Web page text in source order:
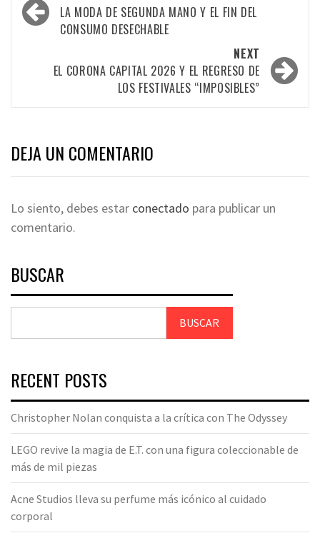
LA MODA DE SEGUNDA MANO Y EL FIN DEL
CONSUMO DESECHABLE
NEXT
EL CORONA CAPITAL 2026 Y EL REGRESO DE
LOS FESTIVALES “IMPOSIBLES”
DEJA UN COMENTARIO
Lo siento, debes estar conectado para publicar un
comentario.
BUSCAR
BUSCAR
RECENT POSTS
Christopher Nolan conquista a la crítica con The Odyssey
LEGO revive la magia de E.T. con una figura coleccionable de
más de mil piezas
Acne Studios lleva su perfume más icónico al cuidado
corporal